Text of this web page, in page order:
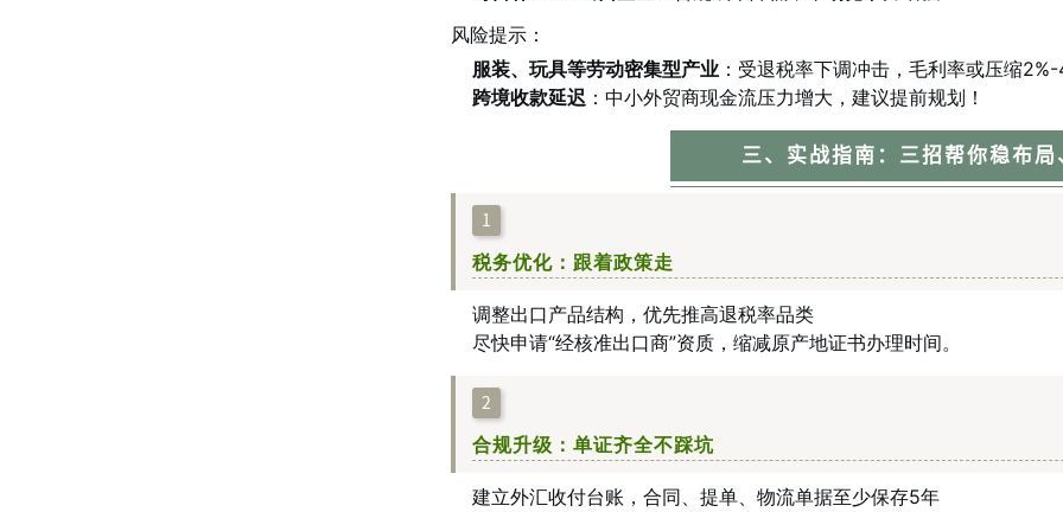
风险提示：
服装、玩具等劳动密集型产业：受退税率下调冲击，毛利率或压缩2%-
跨境收款延迟：中小外贸商现金流压力增大，建议提前规划！
三、实战指南：三招帮你稳布局
1
税务优化：跟着政策走
调整出口产品结构，优先推高退税率品类
尽快申请“经核准出口商”资质，缩减原产地证书办理时间。
2
合规升级：单证齐全不踩坑
建立外汇收付台账，合同、提单、物流单据至少保存5年